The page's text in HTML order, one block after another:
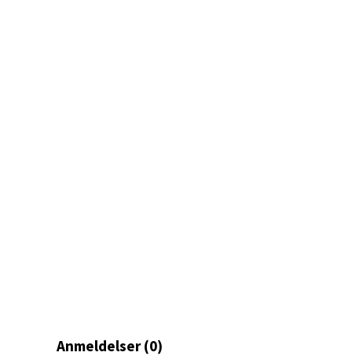
Anmeldelser (0)